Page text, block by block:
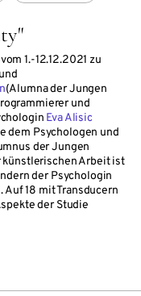
1.-12.12.2021 zu
(Alumna der Jungen
und
Eva Alisic
dem Psychologen und
der Jungen
künstlerischen Arbeit ist
der Psychologin
18 mit Transducern
der Studie